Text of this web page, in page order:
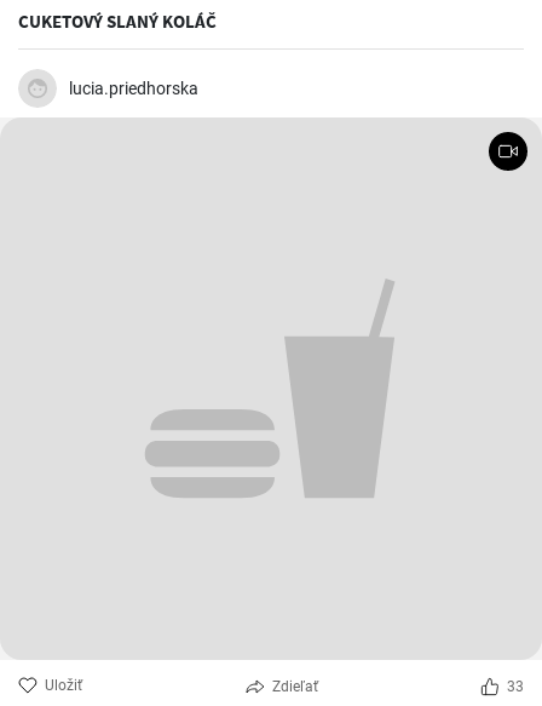
CUKETOVÝ SLANÝ KOLÁČ
lucia.priedhorska
Uložiť Zdieľať 33